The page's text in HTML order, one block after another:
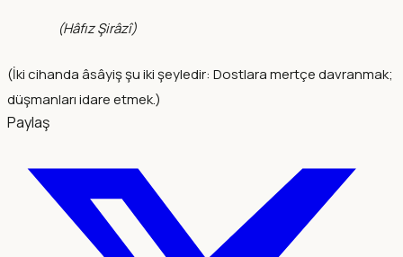
(Hâfız Şirâzî)
(İki cihanda âsâyiş şu iki şeyledir: Dostlara mertçe davranmak;
düşmanları idare etmek.)
Paylaş